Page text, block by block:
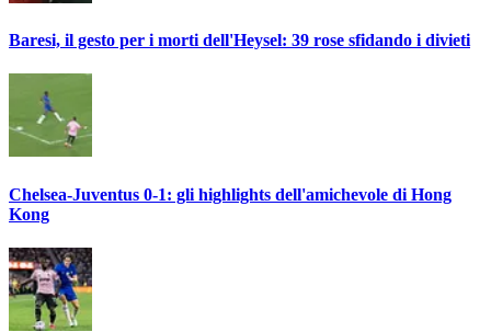
Baresi, il gesto per i morti dell'Heysel: 39 rose sfidando i divieti
Chelsea-Juventus 0-1: gli highlights dell'amichevole di Hong
Kong